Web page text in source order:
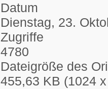
Datum
Dienstag, 23.
Zugriffe
4780
Dateigröße des
455,63 KB (1024